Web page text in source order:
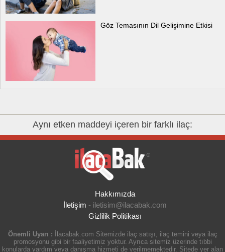
Göz Temasının Dil Gelişimine Etkisi
Aynı etken maddeyi içeren bir farklı ilaç:
Hakkımızda
İletişim - iletisim@ilacabak.com
Gizlilik Politikası
Önemli Uyarı :
İlacabak.com Sitemizde ilaç satışı, ilaç temini veya ilaç
promosyonu gibi bir faaliyetimiz yoktur. Ayrıca sitemiz üzerinde tıbbi
konularda yardım veya danışma hizmeti de verilmemektedir. Sitede yer alan